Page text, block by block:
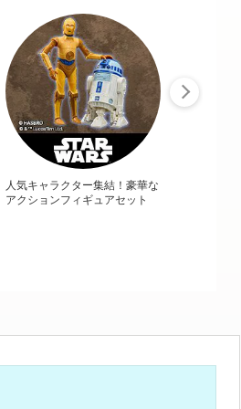
人気キャラクター集結！豪華な
アクションフィギュアセット